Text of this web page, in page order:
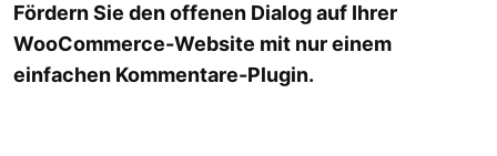
Fördern Sie den offenen Dialog auf Ihrer
WooCommerce-Website mit nur einem
einfachen Kommentare-Plugin.